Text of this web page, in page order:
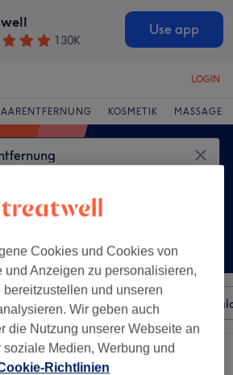
130K
Use app
LOGIN
KOSMETIK MASSAGE
Beliebiger Preis Besonderheiten
Husen, Dortmund
Cookies und Cookies von
und Anzeigen zu personalisieren,
und unseren
Wir geben auch
die Nutzung unserer Webseite an
soziale Medien, Werbung und
Richtlinien